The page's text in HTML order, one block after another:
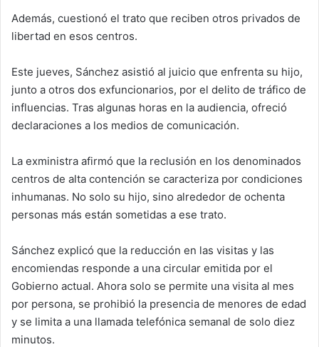
Además, cuestionó el trato que reciben otros privados de
libertad en esos centros.
Este jueves, Sánchez asistió al juicio que enfrenta su hijo,
junto a otros dos exfuncionarios, por el delito de tráfico de
influencias. Tras algunas horas en la audiencia, ofreció
declaraciones a los medios de comunicación.
La exministra afirmó que la reclusión en los denominados
centros de alta contención se caracteriza por condiciones
inhumanas. No solo su hijo, sino alrededor de ochenta
personas más están sometidas a ese trato.
Sánchez explicó que la reducción en las visitas y las
encomiendas responde a una circular emitida por el
Gobierno actual. Ahora solo se permite una visita al mes
por persona, se prohibió la presencia de menores de edad
y se limita a una llamada telefónica semanal de solo diez
minutos.